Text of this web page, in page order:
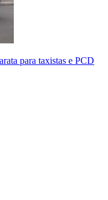
para taxistas e PCD